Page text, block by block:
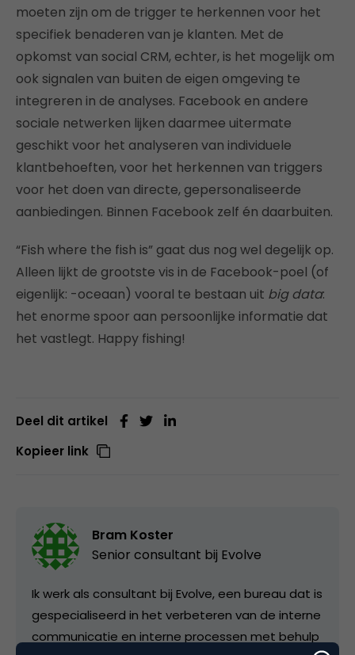
moeten zijn om de trigger te herkennen voor het
specifiek benaderen van je klanten. Met de
opkomst van social CRM, echter, is het mogelijk om
ook signalen van buiten de eigen omgeving te
integreren in de analyses. Facebook en andere
sociale netwerken lijken daarmee uitermate
geschikt voor het analyseren van individuele
klantbehoeften, voor het herkennen van triggers
voor het doen van directe, gepersonaliseerde
aanbiedingen. Binnen Facebook zelf én daarbuiten.
“Fish where the fish is” gaat dus nog wel degelijk op.
Alleen lijkt de grootste vis in de Facebook-poel (of
eigenlijk: -oceaan) vooral te bestaan uit big data:
het enorme spoor aan persoonlijke informatie dat
het vastlegt. Happy fishing!
Deel dit artikel
Kopieer link
Bram Koster
Senior consultant bij Evolve
Ik werk als consultant bij Evolve, een bureau dat is
gespecialiseerd in het verbeteren van de interne
communicatie en interne processen met behulp